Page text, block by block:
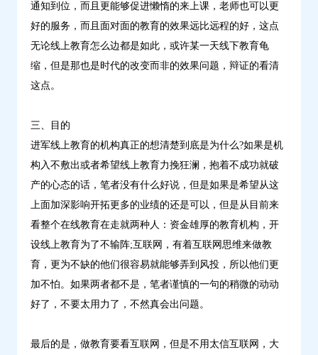
通知到位，而且更能够促进懒惰的来上课，老师也可以更
好的服务，而且面对面的教育的效果远比远程的好，这点
无论线上教育怎么边都是如此，或许某一天线下教育龟
缩，但是那也是时代的改变而非的效果问题，辩证的看清
这点。
三、目的
进军线上教育的机构真正的想清楚到底是为什么?如果是机
构入不敷出或者希望线上教育力挽狂澜，抱着不成功就破
产的心态的话，笔者没有什么好说，但是如果是希望从这
上面加深影响开拓更多的业绩的还是可以，但是从目前来
看整个在线教育在走就两种人：资金雄厚的教育机构，开
设线上教育为了不输阵;互联网，有着互联网思维来做教
育，更为不缺的他们很容易就能够弄到风投，所以他们更
加不怕。如果两者都不是，笔者谨慎的一句的稍微的动动
好了，不要太用力了，不然真会出问题。
最后的是，做教育要看互联网，但是不用太信互联网，大